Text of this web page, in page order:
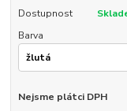
Dostupnost
Barva
Nejsme plátci DPH